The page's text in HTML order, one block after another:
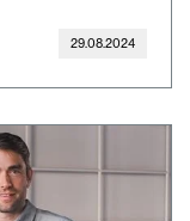
29.08.2024